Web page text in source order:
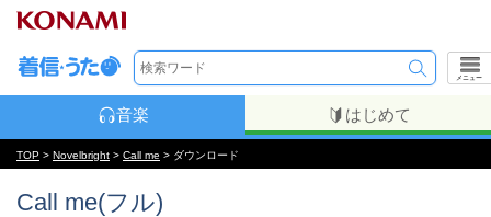
メニュー
音楽 はじめて
TOP > Novelbright > Call me > ダウンロード
Call me(フル)